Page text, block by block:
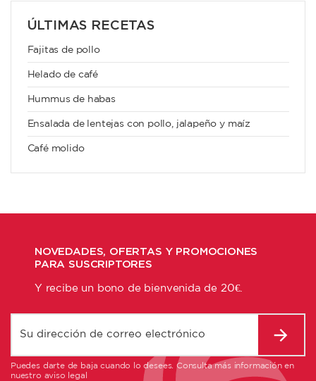
ÚLTIMAS RECETAS
Fajitas de pollo
Helado de café
Hummus de habas
Ensalada de lentejas con pollo, jalapeño y maíz
Café molido
NOVEDADES, OFERTAS Y PROMOCIONES
PARA SUSCRIPTORES
Y recibe un bono de bienvenida de 20€.
Puedes darte de baja cuando lo desees. Consulta más información en
nuestro aviso legal